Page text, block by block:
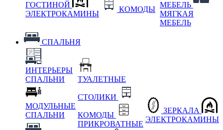
ГОСТИНОЙ
ЭЛЕКТРОКАМИНЫ
КОМОДЫ
МЕБЕЛЬ
МЯГКАЯ
МЕБЕЛЬ
СПАЛЬНЯ
ИНТЕРЬЕРЫ
СПАЛЬНИ
МОДУЛЬНЫЕ
СПАЛЬНИ
ТУАЛЕТНЫЕ
СТОЛИКИ
КОМОДЫ
ПРИКРОВАТНЫЕ
ЗЕРКАЛА
ЭЛЕКТРОКАМИНЫ